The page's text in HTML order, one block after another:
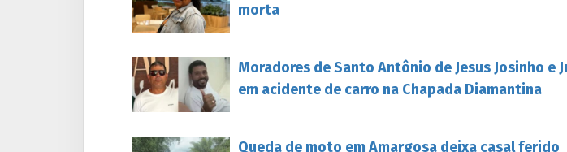
morta
Moradores de Santo Antônio de Jesus Josinho e
em acidente de carro na Chapada Diamantina
Queda de moto em Amargosa deixa casal ferido